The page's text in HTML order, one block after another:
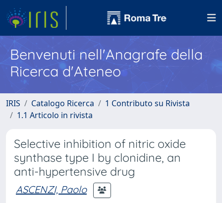
Benvenuti nell'Anagrafe della
Ricerca d'Ateneo
IRIS Catalogo Ricerca
1 Contributo su Rivista
1.1 Articolo in rivista
Selective inhibition of nitric oxide
synthase type I by clonidine, an
anti-hypertensive drug
ASCENZI, Paolo